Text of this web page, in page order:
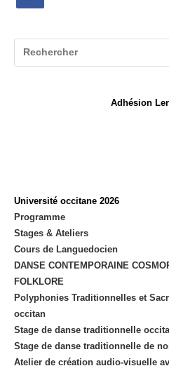
un
nouvel
Adhésion
Université occitane 2026
Programme
Stages & Ateliers
Cours de Languedocien
DANSE CONTEMPORAINE
FOLKLORE
Polyphonies Traditionnelles et
occitan
Stage de danse traditionnelle
Stage de danse traditionnelle de
Atelier de création audio-visuelle